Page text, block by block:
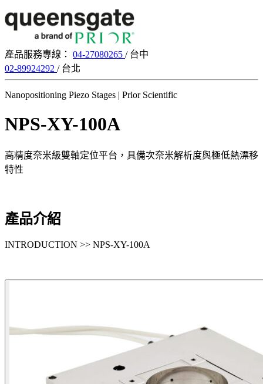
產品服務專線： 04-27080265 / 台中
02-89924292 / 台北
Nanopositioning Piezo Stages | Prior Scientific
NPS-XY-100A
高精度奈米級雙軸定位平台，具備次奈米解析度與極低熱漂移
特性
產品介紹
INTRODUCTION >> NPS-XY-100A